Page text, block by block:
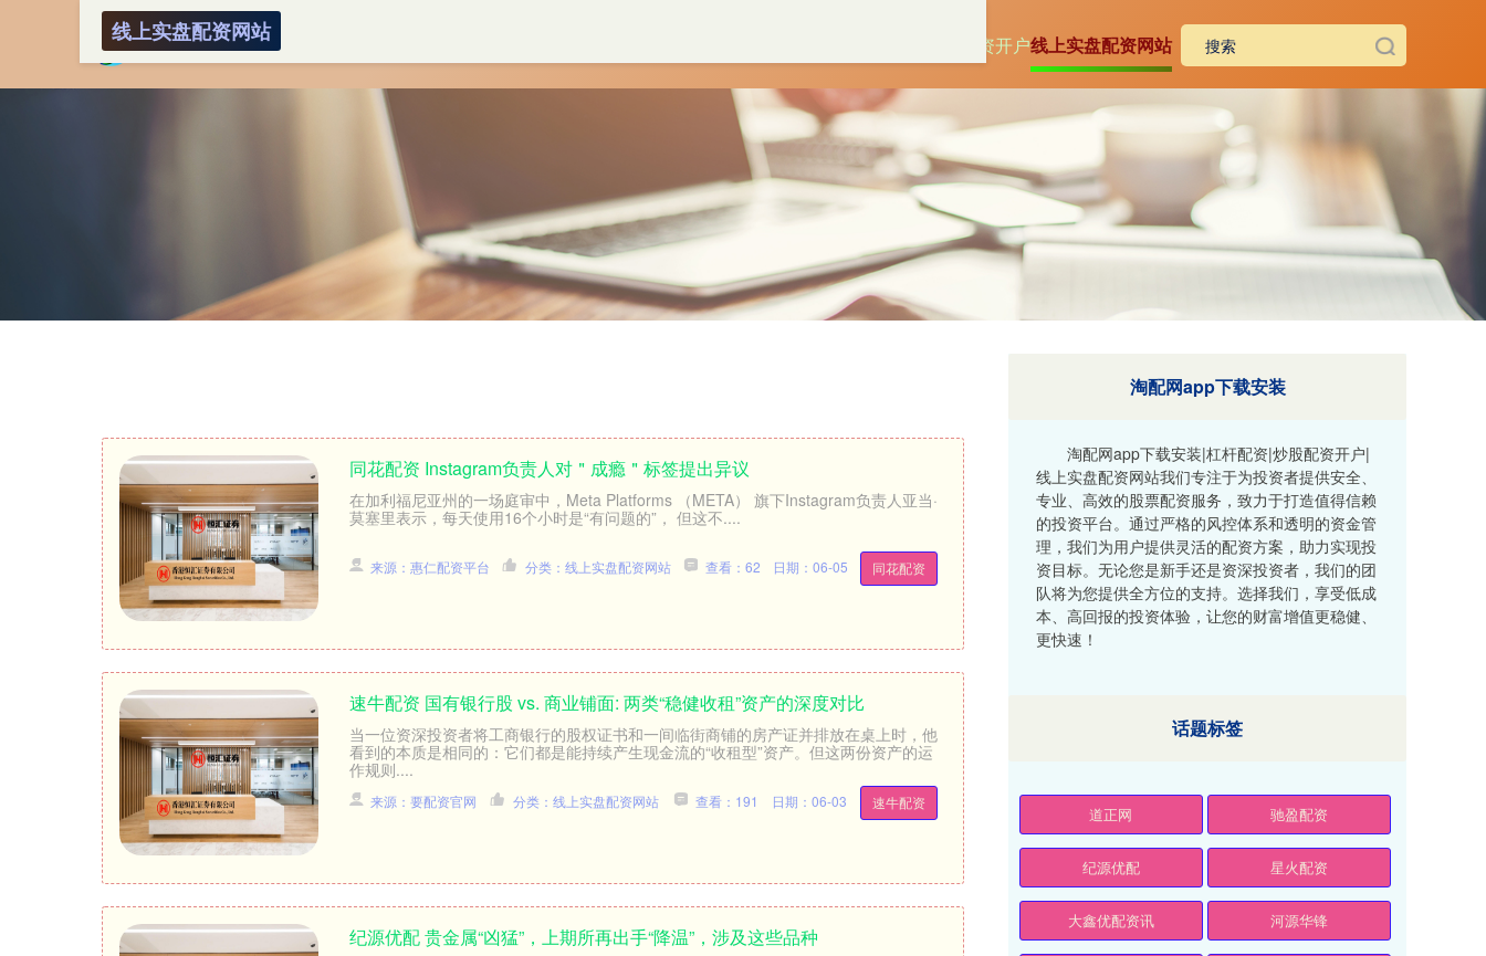
炒股配资开户线上实盘配资网站
线上实盘配资网站
同花配资 Instagram负责人对＂成瘾＂标签提出异议
在加利福尼亚州的一场庭审中，Meta Platforms （META） 旗下Instagram负责人亚当·
莫塞里表示，每天使用16个小时是“有问题的”， 但这不....
同花配资
来源：惠仁配资平台 分类：线上实盘配资网站 查看：62 日期：06-05
速牛配资 国有银行股 vs. 商业铺面: 两类“稳健收租”资产的深度对比
当一位资深投资者将工商银行的股权证书和一间临街商铺的房产证并排放在桌上时，他
看到的本质是相同的：它们都是能持续产生现金流的“收租型”资产。但这两份资产的运
作规则....
速牛配资
来源：要配资官网 分类：线上实盘配资网站 查看：191 日期：06-03
纪源优配 贵金属“凶猛”，上期所再出手“降温”，涉及这些品种
淘配网app下载安装
淘配网app下载安装|杠杆配资|炒股配资开户|
线上实盘配资网站我们专注于为投资者提供安全、
专业、高效的股票配资服务，致力于打造值得信赖
的投资平台。通过严格的风控体系和透明的资金管
理，我们为用户提供灵活的配资方案，助力实现投
资目标。无论您是新手还是资深投资者，我们的团
队将为您提供全方位的支持。选择我们，享受低成
本、高回报的投资体验，让您的财富增值更稳健、
更快速！
话题标签
道正网 驰盈配资
纪源优配 星火配资
大鑫优配资讯 河源华锋